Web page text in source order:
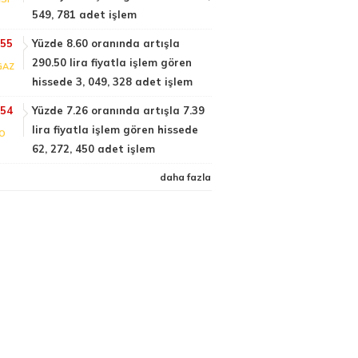
549, 781 adet işlem
Yüzde 8.60 oranında artışla
290.50 lira fiyatla işlem gören
hissede 3, 049, 328 adet işlem
Yüzde 7.26 oranında artışla 7.39
lira fiyatla işlem gören hissede
62, 272, 450 adet işlem
daha fazla